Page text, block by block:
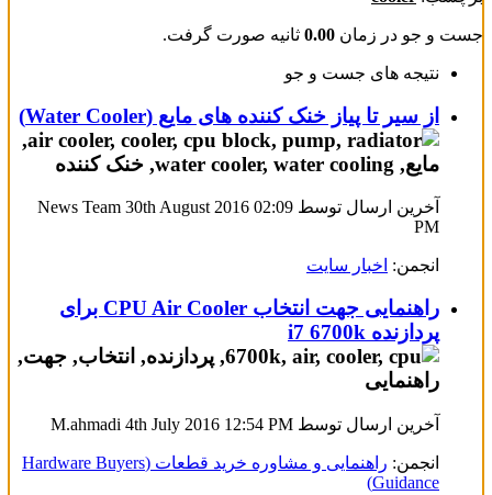
جست و جو در زمان 0.00 ثانیه صورت گرفت.
نتیجه های جست و جو
از سیر تا پیاز خنک کننده های مایع (Water Cooler)
آخرین ارسال توسط News Team 30th August 2016 02:09
PM
انجمن: اخبار سایت
راهنمایی جهت انتخاب CPU Air Cooler برای
پردازنده i7 6700k
آخرین ارسال توسط M.ahmadi 4th July 2016 12:54 PM
انجمن:
راهنمایی و مشاوره خرید قطعات (Hardware Buyers
Guidance)